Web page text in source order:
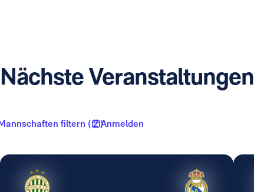
Nächste Veranstaltungen
filtern ( 2 )Anmelden